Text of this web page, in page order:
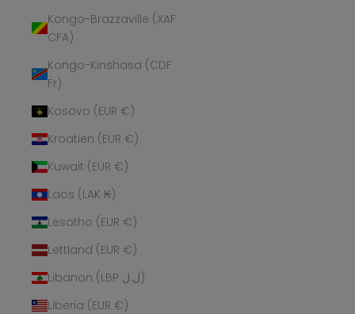
Kongo-Brazzaville (XAF
CFA)
Kongo-Kinshasa (CDF
Fr)
Kosovo (EUR €)
Kroatien (EUR €)
Kuwait (EUR €)
Laos (LAK ₭)
Lesotho (EUR €)
Lettland (EUR €)
Libanon (LBP ل.ل)
Liberia (EUR €)